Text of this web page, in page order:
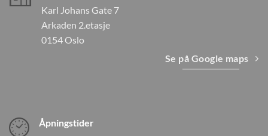
Karl Johans Gate 7
Arkaden 2.etasje
0154 Oslo
Se på Google maps
Åpningstider